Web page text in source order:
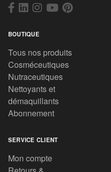
BOUTIQUE
Tous nos produits
Cosméceutiques
Nutraceutiques
Nettoyants et
démaquillants
Abonnement
SERVICE CLIENT
Mon compte